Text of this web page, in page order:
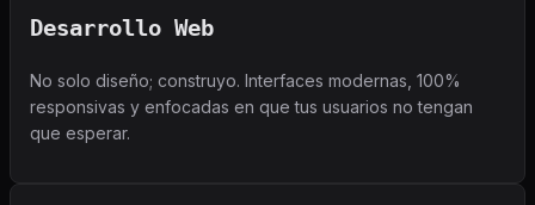
Desarrollo Web
No solo diseño; construyo. Interfaces modernas, 100%
responsivas y enfocadas en que tus usuarios no tengan
que esperar.